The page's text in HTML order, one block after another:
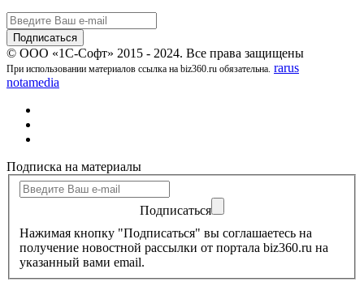
© ООО «1С-Софт» 2015 - 2024. Все права защищены
При использовании материалов ссылка на biz360.ru обязательна. rarus
notamedia
Подписка на материалы
Подписаться
Нажимая кнопку "Подписаться" вы соглашаетесь на
получение новостной рассылки от портала biz360.ru на
указанный вами email.